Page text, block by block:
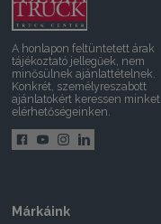
A honlapon feltüntetett árak
tájékoztató jellegűek, nem
minősülnek ajánlattételnek.
Konkrét, személyreszabott
ajánlatokért keressen minket
elérhetőségeinken.
Márkáink